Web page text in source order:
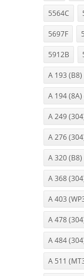
5564C
5697F
5912B
A 193 (B8)
A 194 (8A)
A 249
A 276
A 320 (B8)
A 368
A 403
A 478
A 484
A 511